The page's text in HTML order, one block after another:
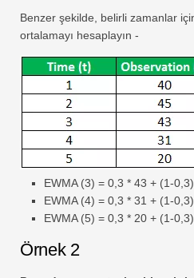
Benzer şekilde, belirli zamanlar
ortalamayı hesaplayın -
EWMA (3) = 0,3 * 43 + (1-
EWMA (4) = 0,3 * 31 + (1-
EWMA (5) = 0,3 * 20 + (1-
Örnek 2